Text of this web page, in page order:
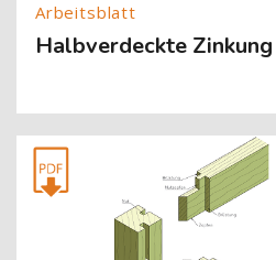
Halbverdeckte Zinkung
[Cocoon] About (Text with Image)